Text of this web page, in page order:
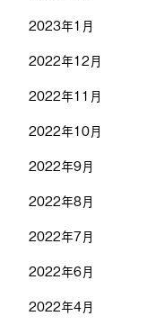
2023年1月
2022年12月
2022年11月
2022年10月
2022年9月
2022年8月
2022年7月
2022年6月
2022年4月